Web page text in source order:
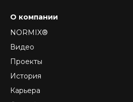
О компании
NORMIX®
Видео
Проекты
История
Карьера